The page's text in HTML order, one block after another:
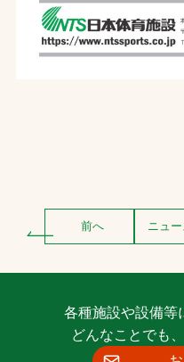
前へ ニュ
各種施設や設備等
どんなことでも